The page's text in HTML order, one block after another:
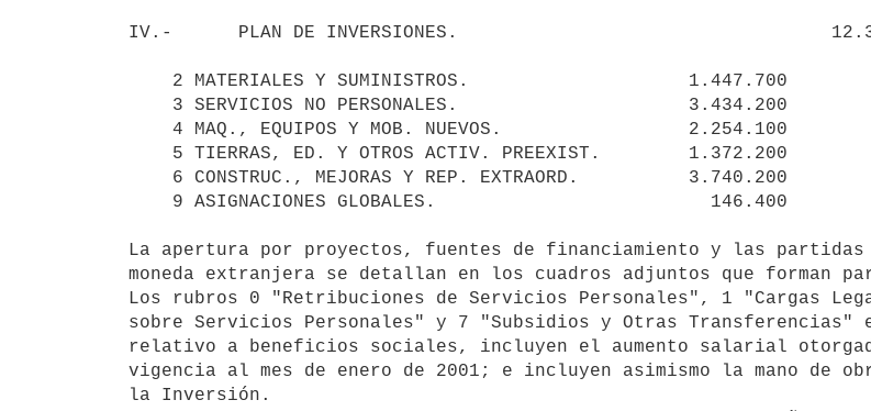
IV.-      PLAN DE INVERSIONES.
La apertura por proyectos, fuentes de financiamiento y las partidas
moneda extranjera se detallan en los cuadros adjuntos que forman
Los rubros 0 "Retribuciones de Servicios Personales", 1 "Cargas
sobre Servicios Personales" y 7 "Subsidios y Otras Transferencias"
relativo a beneficios sociales, incluyen el aumento salarial
vigencia al mes de enero de 2001; e incluyen asimismo la mano de
la Inversión.